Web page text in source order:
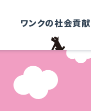
ワンクの社会貢献